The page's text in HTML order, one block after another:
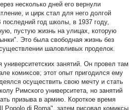
несколько дней его вернули
и цирк стал для него долгой
год школы, в 1937 году,
пустую жизнь на улицах, которую
Это была свободная жизнь без
шаловливых проделок.
занятий. Он провел там
комиксов; этот опыт пригодился ему
осуществить свою мечту и стать
Римского университета, но занятий
призыва в армию. Короткое время
Popolo di Roma", затем рисовал комиксы